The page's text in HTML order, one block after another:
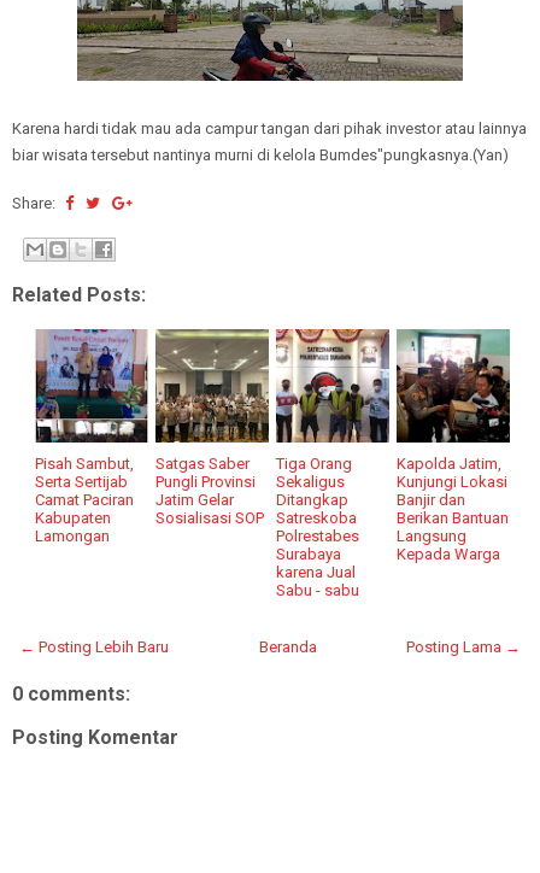
Karena hardi tidak mau ada campur tangan dari pihak investor atau lainnya
biar wisata tersebut nantinya murni di kelola Bumdes"pungkasnya.(Yan)
Share:
Related Posts:
Pisah Sambut,
Serta Sertijab
Camat Paciran
Kabupaten
Lamongan
Satgas Saber
Pungli Provinsi
Jatim Gelar
Sosialisasi SOP
Tiga Orang
Sekaligus
Ditangkap
Satreskoba
Polrestabes
Surabaya
karena Jual
Sabu - sabu
Kapolda Jatim,
Kunjungi Lokasi
Banjir dan
Berikan Bantuan
Langsung
Kepada Warga
← Posting Lebih Baru Posting Lama →
Beranda
0 comments:
Posting Komentar